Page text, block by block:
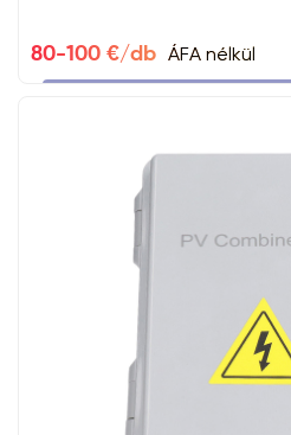
80-100 €/db ÁFA nélkül